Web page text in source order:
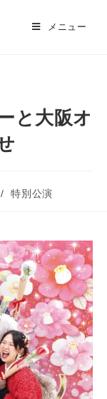
メニュー
と大阪オ
/ 特別公演